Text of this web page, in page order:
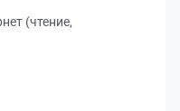
(чтение,